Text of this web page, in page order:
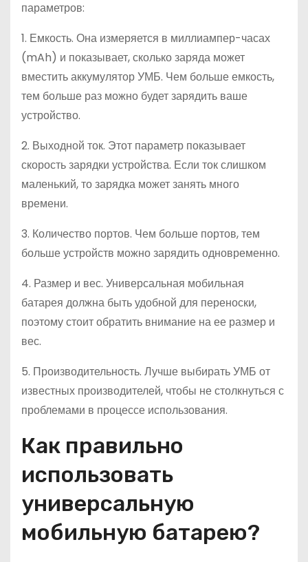
параметров:
1. Емкость. Она измеряется в миллиампер-часах
(mAh) и показывает, сколько заряда может
вместить аккумулятор УМБ. Чем больше емкость,
тем больше раз можно будет зарядить ваше
устройство.
2. Выходной ток. Этот параметр показывает
скорость зарядки устройства. Если ток слишком
маленький, то зарядка может занять много
времени.
3. Количество портов. Чем больше портов, тем
больше устройств можно зарядить одновременно.
4. Размер и вес. Универсальная мобильная
батарея должна быть удобной для переноски,
поэтому стоит обратить внимание на ее размер и
вес.
5. Производительность. Лучше выбирать УМБ от
известных производителей, чтобы не столкнуться с
проблемами в процессе использования.
Как правильно
использовать
универсальную
мобильную батарею?